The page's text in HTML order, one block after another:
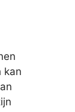
kan